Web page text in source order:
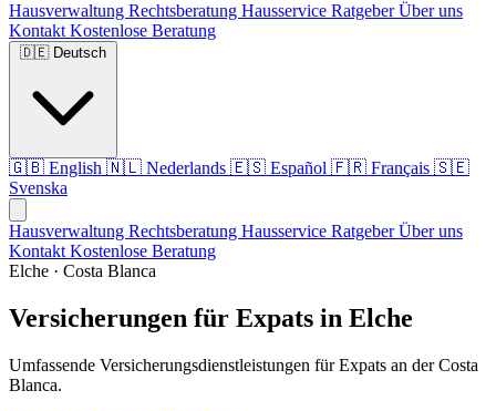
Hausverwaltung Rechtsberatung Hausservice RatgeberÜber uns
Kontakt Kostenlose Beratung
🇩🇪 Deutsch
🇬🇧 English 🇳🇱 Nederlands 🇪🇸 Español 🇫🇷 Français 🇸🇪
Svenska
Hausverwaltung Rechtsberatung Hausservice RatgeberÜber uns
Kontakt Kostenlose Beratung
Elche · Costa Blanca
Versicherungen für Expats in Elche
Umfassende Versicherungsdienstleistungen für Expats an der Costa
Blanca.